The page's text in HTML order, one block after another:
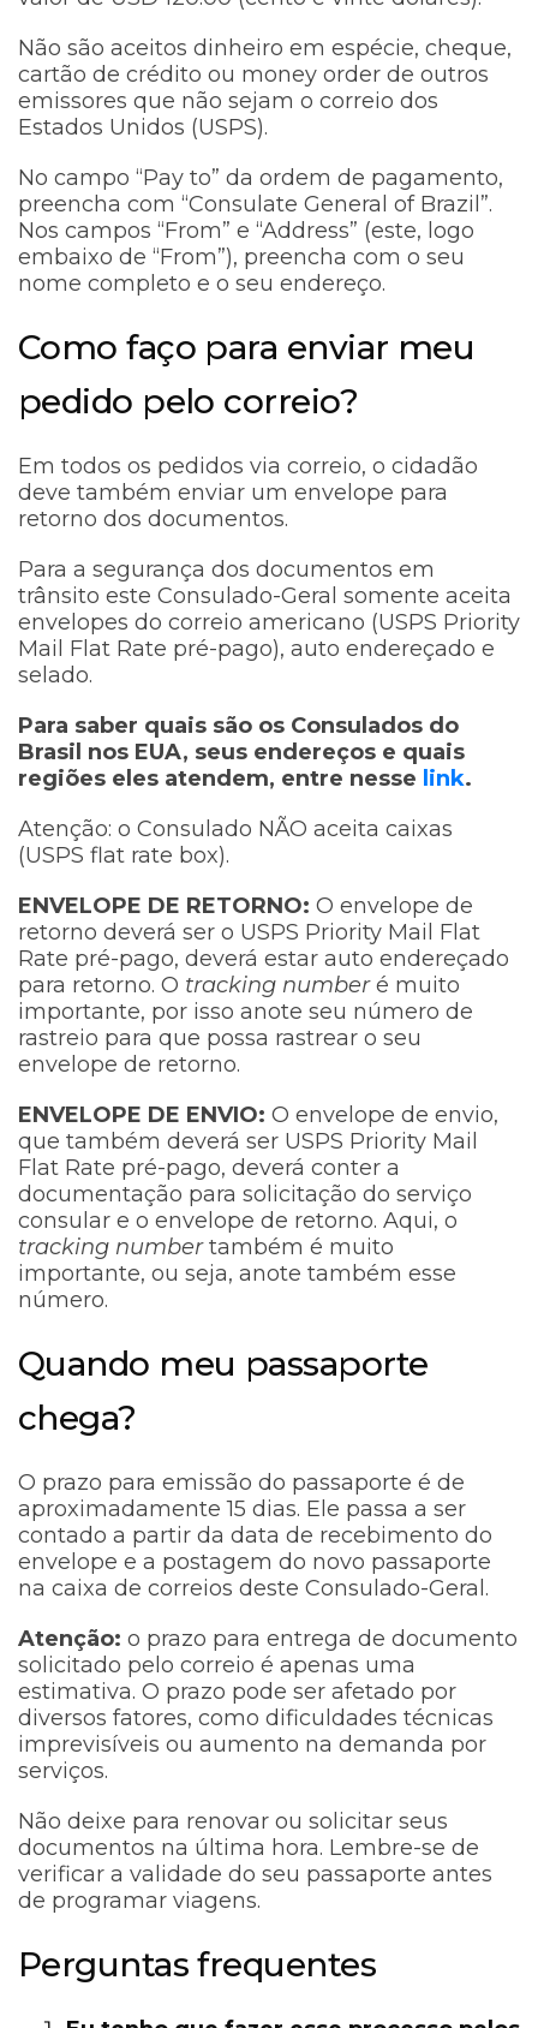
Não são aceitos dinheiro em espécie, cheque,
cartão de crédito ou money order de outros
emissores que não sejam o correio dos
Estados Unidos (USPS).
No campo “Pay to” da ordem de pagamento,
preencha com “Consulate General of Brazil”.
Nos campos “From” e “Address” (este, logo
embaixo de “From”), preencha com o seu
nome completo e o seu endereço.
Como faço para enviar meu
pedido pelo correio?
Em todos os pedidos via correio, o cidadão
deve também enviar um envelope para
retorno dos documentos.
Para a segurança dos documentos em
trânsito este Consulado-Geral somente aceita
envelopes do correio americano (USPS Priority
Mail Flat Rate pré-pago), auto endereçado e
selado.
Para saber quais são os Consulados do
Brasil nos EUA, seus endereços e quais
regiões eles atendem, entre nesse link.
Atenção: o Consulado NÃO aceita caixas
(USPS flat rate box).
ENVELOPE DE RETORNO: O envelope de
retorno deverá ser o USPS Priority Mail Flat
Rate pré-pago, deverá estar auto endereçado
para retorno. O tracking numberé muito
importante, por isso anote seu número de
rastreio para que possa rastrear o seu
envelope de retorno.
ENVELOPE DE ENVIO: O envelope de envio,
que também deverá ser USPS Priority Mail
Flat Rate pré-pago, deverá conter a
documentação para solicitação do serviço
consular e o envelope de retorno. Aqui, o
tracking numbertambém é muito
importante, ou seja, anote também esse
número.
Quando meu passaporte
chega?
O prazo para emissão do passaporte é de
aproximadamente 15 dias. Ele passa a ser
contado a partir da data de recebimento do
envelope e a postagem do novo passaporte
na caixa de correios deste Consulado-Geral.
Atenção: o prazo para entrega de documento
solicitado pelo correio é apenas uma
estimativa. O prazo pode ser afetado por
diversos fatores, como dificuldades técnicas
imprevisíveis ou aumento na demanda por
serviços.
Não deixe para renovar ou solicitar seus
documentos na última hora. Lembre-se de
verificar a validade do seu passaporte antes
de programar viagens.
Perguntas frequentes